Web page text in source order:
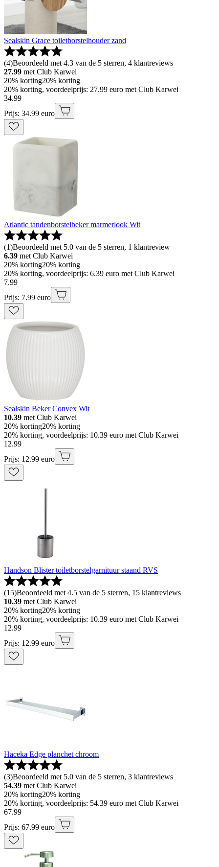
Sealskin Grace toiletborstelhouder zand
(4)Beoordeeld met 4.3 van de 5 sterren, 4 klantreviews
27.99 met Club Karwei
20% korting20% korting
20% korting, voordeelprijs: 27.99 euro met Club Karwei
34.99
Prijs: 34.99 euro
Atlantic tandenborstelbeker marmerlook Wit
(1)Beoordeeld met 5.0 van de 5 sterren, 1 klantreview
6.39 met Club Karwei
20% korting20% korting
20% korting, voordeelprijs: 6.39 euro met Club Karwei
7.99
Prijs: 7.99 euro
Sealskin Beker Convex Wit
10.39 met Club Karwei
20% korting20% korting
20% korting, voordeelprijs: 10.39 euro met Club Karwei
12.99
Prijs: 12.99 euro
Handson Blister toiletborstelgarnituur staand RVS
(15)Beoordeeld met 4.5 van de 5 sterren, 15 klantreviews
10.39 met Club Karwei
20% korting20% korting
20% korting, voordeelprijs: 10.39 euro met Club Karwei
12.99
Prijs: 12.99 euro
Haceka Edge planchet chroom
(3)Beoordeeld met 5.0 van de 5 sterren, 3 klantreviews
54.39 met Club Karwei
20% korting20% korting
20% korting, voordeelprijs: 54.39 euro met Club Karwei
67.99
Prijs: 67.99 euro